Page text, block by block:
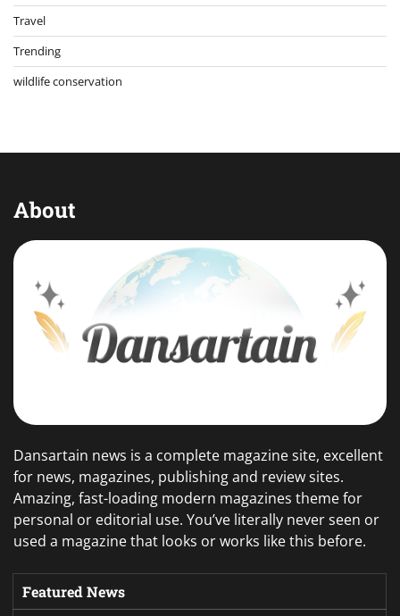
Travel
Trending
wildlife conservation
About
Dansartain news is a complete magazine site, excellent
for news, magazines, publishing and review sites.
Amazing, fast-loading modern magazines theme for
personal or editorial use. You’ve literally never seen or
used a magazine that looks or works like this before.
Featured News